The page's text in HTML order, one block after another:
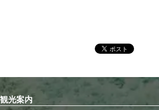
観光案内